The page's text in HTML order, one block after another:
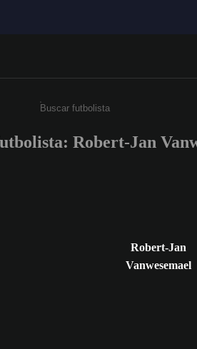
Escribe un mínimo de 3
Robert-Jan
Robert-Jan
Vanwesemael